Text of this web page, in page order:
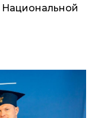
Национальной